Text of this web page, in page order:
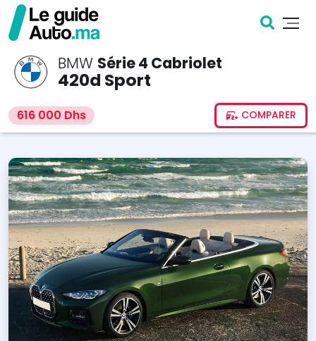
BMW Série 4 Cabriolet
420d Sport
616 000 Dhs COMPARER